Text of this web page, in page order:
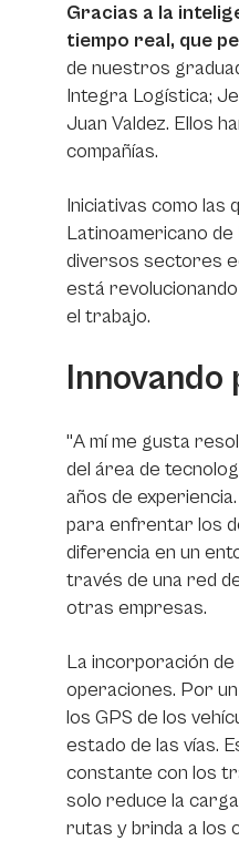
Gracias a la
tiempo real, que
de nuestros
Integra Logística;
Juan Valdez. Ellos
compañías.
Iniciativas como las
Latinoamericano
diversos sectores
está
el trabajo.
"A mí me gusta
del área de
años de
para enfrentar los
diferencia en un
través de una red
otras empresas.
La incorporación
operaciones. Por
los GPS de los
estado de las vías.
constante con los
solo reduce la
rutas y brinda a los